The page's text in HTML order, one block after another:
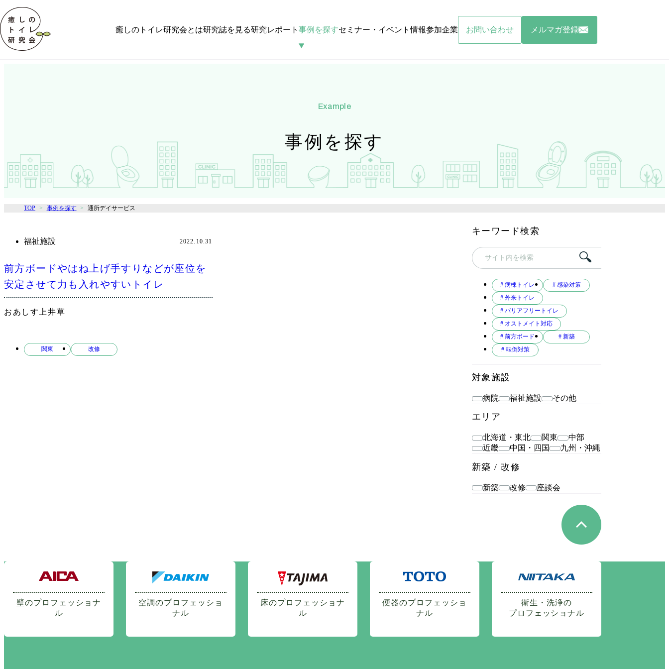
癒しのトイレ研究会とは研究誌を見る研究レポート 事例を探すセミナー・イベント情報参加企業 お問い合わせ メルマガ登録
事例を探す
example
TOP 事例を探す 通所デイサービス
前方ボードやはね上げ手すりなどが座位を
安定させて力も入れやすいトイレ
福祉施設 2022.10.31
おあしす上井草
関東 改修
キーワード検索
# 病棟トイレ
# 感染対策
# 外来トイレ
# バリアフリートイレ
# オストメイト対応
# 前方ボード
# 新築
# 転倒対策
対象施設
病院 福祉施設 その他
エリア
北海道・東北 関東
中部
近畿
中国・四国 九州・沖縄
新築 / 改修
新築 改修 座談会
壁のプロフェッショナ
ル
空調のプロフェッショ
ナル
床のプロフェッショナ
ル
便器のプロフェッショ
ナル
衛生・洗浄の
プロフェッショナル